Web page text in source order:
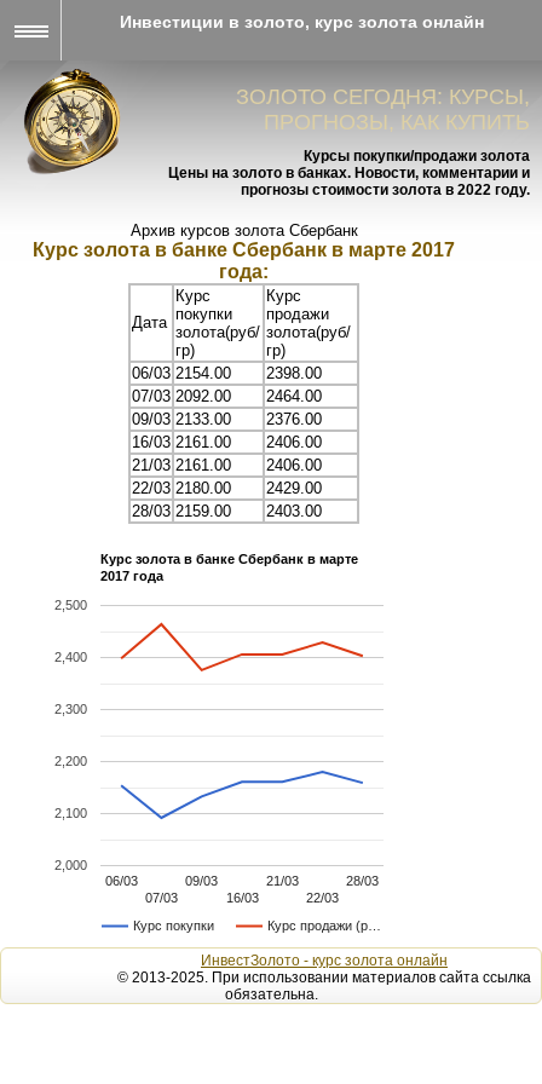
Инвестиции в золото, курс золота онлайн
ЗОЛОТО СЕГОДНЯ: КУРСЫ,
ПРОГНОЗЫ, КАК КУПИТЬ
Курсы покупки/продажи золота
Цены на золото в банках. Новости, комментарии и
прогнозы стоимости золота в 2022 году.
Архив курсов золота Сбербанк
Курс золота в банке Сбербанк в марте 2017
года:
Дата
Курс
покупки
золота(руб/
гр)
Курс
продажи
золота(руб/
гр)
06/03 2154.00
2398.00
07/03 2092.00
2464.00
09/03 2133.00
2376.00
16/03 2161.00
2406.00
21/03 2161.00
2406.00
22/03 2180.00
2429.00
28/03 2159.00 2403.00
Курс золота в банке Сбербанк в марте
2017 года
Курс покупки Курс продажи (р…
06/03
07/03
09/03
16/03
21/03
22/03
28/03
2,000
2,100
2,200
2,300
2,400
2,500
ИнвестЗолото - курс золота онлайн
© 2013-2025. При использовании материалов сайта ссылка
обязательна.